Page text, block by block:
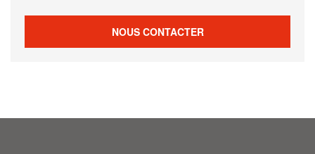
NOUS CONTACTER